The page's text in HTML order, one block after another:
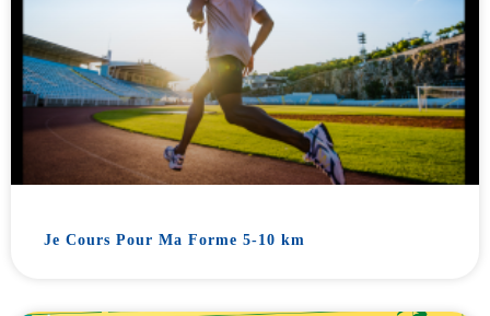
Je Cours Pour Ma Forme 5-10 km